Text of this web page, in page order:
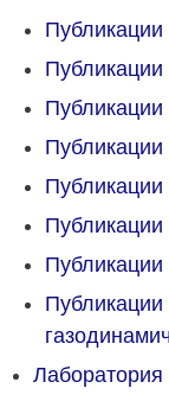
Публикации
Публикации
Публикации
Публикации
Публикации
Публикации
Публикации
Публикации